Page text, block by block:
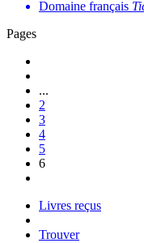
Domaine français
Pages
...
2
3
4
5
6
Livres reçus
Trouver